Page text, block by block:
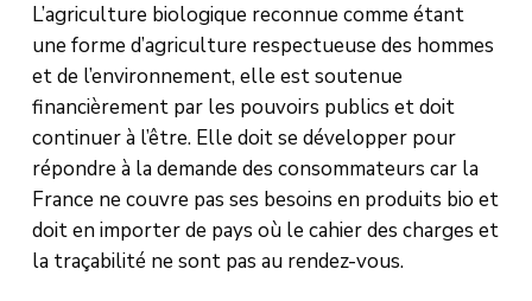
L’agriculture biologique reconnue comme étant
une forme d’agriculture respectueuse des hommes
et de l’environnement, elle est soutenue
financièrement par les pouvoirs publics et doit
continuer à l’être. Elle doit se développer pour
répondre à la demande des consommateurs car la
France ne couvre pas ses besoins en produits bio et
doit en importer de pays où le cahier des charges et
la traçabilité ne sont pas au rendez-vous.